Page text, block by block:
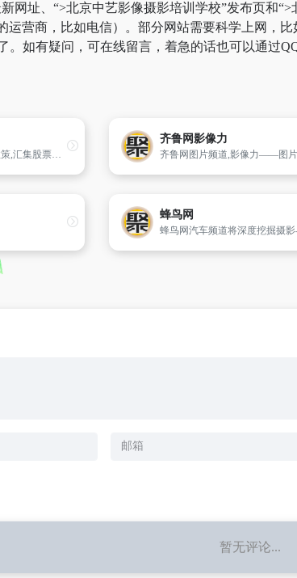
网址、“>北京中艺影像摄影培训学校”发布页和
运营商，比如电信）。部分网站需要科学上网，
。如有疑问，可在线留言，着急的话也可以通过
紧贴金融市场,深入分析重要金融政策,汇集股票、基金、期权、银行、证券、股市、信托、股指、财政、金融机构等信息,为读者提供及时、可靠的重要原创金融新闻
齐鲁网影像力
蜂鸟网
暂无评论...